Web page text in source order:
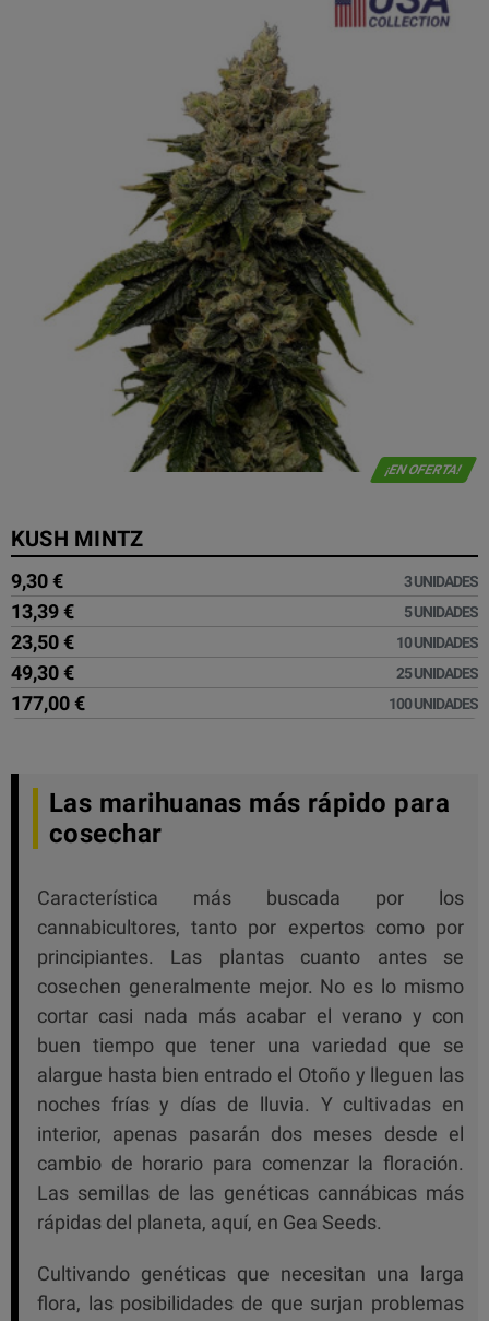
¡EN OFERTA!
KUSH MINTZ
9,30 € 3 UNIDADES
13,39 € 5 UNIDADES
23,50 € 10 UNIDADES
49,30 € 25 UNIDADES
177,00 € 100 UNIDADES
Las marihuanas más rápido para
cosechar
Característica más buscada por los
cannabicultores, tanto por expertos como por
principiantes. Las plantas cuanto antes se
cosechen generalmente mejor. No es lo mismo
cortar casi nada más acabar el verano y con
buen tiempo que tener una variedad que se
alargue hasta bien entrado el Otoño y lleguen las
noches frías y días de lluvia. Y cultivadas en
interior, apenas pasarán dos meses desde el
cambio de horario para comenzar la floración.
Las semillas de las genéticas cannábicas más
rápidas del planeta, aquí, en Gea Seeds.
Cultivando genéticas que necesitan una larga
flora, las posibilidades de que surjan problemas